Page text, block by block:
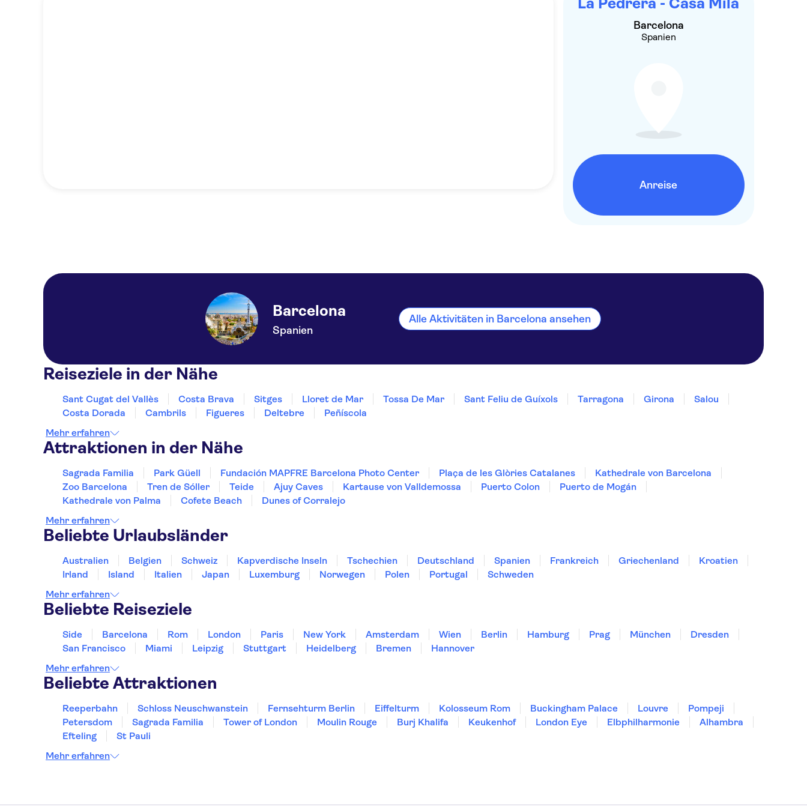
Barcelona
Spanien
Anreise
Barcelona
Spanien
Alle Aktivitäten in Barcelona ansehen
Reiseziele in der Nähe
Sant Cugat del Vallès Costa Brava Sitges Lloret de Mar Tossa De Mar Sant Feliu de Guíxols Tarragona Girona
Salou
Costa Dorada
Cambrils Figueres Deltebre
Peñíscola
Mehr erfahren
Attraktionen in der Nähe
Sagrada Familia Park Güell Fundación MAPFRE Barcelona Photo Center Plaça de les Glòries Catalanes
Kathedrale von Barcelona
Zoo Barcelona
Tren de Sóller Teide Ajuy Caves Kartause von Valldemossa Puerto Colon
Puerto de Mogán
Kathedrale von Palma
Cofete Beach
Dunes of Corralejo
Mehr erfahren
Beliebte Urlaubsländer
Australien Belgien Schweiz Kapverdische Inseln Tschechien Deutschland Spanien Frankreich Griechenland
Kroatien
Irland
Island Italien Japan Luxemburg Norwegen Polen Portugal
Schweden
Mehr erfahren
Beliebte Reiseziele
Side Barcelona Rom London Paris New York Amsterdam Wien Berlin Hamburg Prag München
Dresden
San Francisco
Miami Leipzig Stuttgart Heidelberg Bremen
Hannover
Mehr erfahren
Beliebte Attraktionen
Reeperbahn Schloss Neuschwanstein Fernsehturm Berlin Eiffelturm Kolosseum Rom Buckingham Palace Louvre
Pompeji
Petersdom
Sagrada Familia Tower of London Moulin Rouge Burj Khalifa Keukenhof London Eye Elbphilharmonie
Alhambra
Efteling
St Pauli
Mehr erfahren